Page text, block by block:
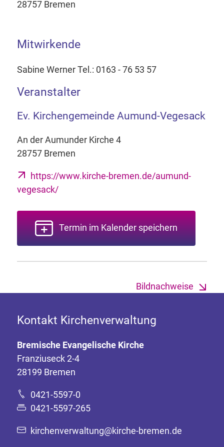
28757 Bremen
Mitwirkende
Sabine Werner Tel.: 0163 - 76 53 57
Veranstalter
Ev. Kirchengemeinde Aumund-Vegesack
An der Aumunder Kirche 4
28757 Bremen
https://www.kirche-bremen.de/aumund-
vegesack/
Termin im Kalender speichern
Bildnachweise
Kontakt Kirchenverwaltung
Bremische Evangelische Kirche
Franziuseck 2-4
28199 Bremen
0421-5597-0
0421-5597-265
kirchenverwaltung@kirche-bremen.de